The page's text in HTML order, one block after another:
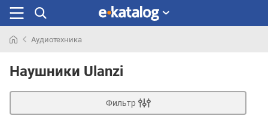
раньше
Аудиотехника
Наушники Ulanzi
Фильтр